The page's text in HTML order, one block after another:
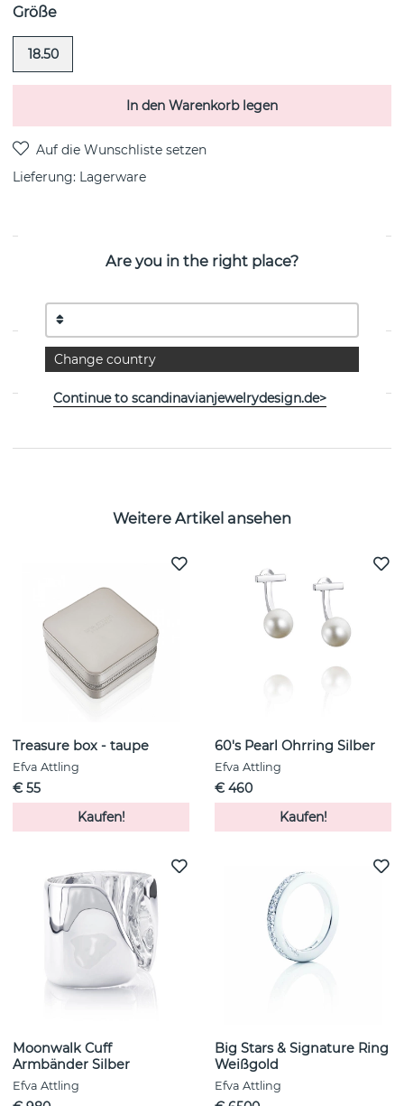
Größe
18.50
In den Warenkorb legen
Lieferung: Lagerware
PRODUKTBESCHREIBUNG
schwedischen Marke Efva Attling
EIGENSCHAFTEN
Weitere Artikel ansehen
Treasure box - taupe
Efva Attling
€ 55
Kaufen!
60's Pearl Ohrring Silber
Efva Attling
€ 460
Kaufen!
Moonwalk Cuff
Armbänder Silber
Efva Attling
Big Stars & Signature Ring
Weißgold
Efva Attling
Are you in the right place?
Change country
Continue to scandinavianjewelrydesign.de>